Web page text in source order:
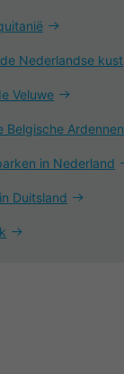
Nederlandse kust
Veluwe
Belgische Ardennen
in Nederland
Duitsland